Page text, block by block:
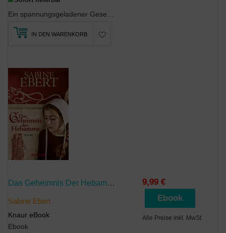
IN DEN WARENKORB
Das Geheimnis Der Hebamme
Sabine Ebert
Knaur eBook
Ebook
9,99 €
Ebook
Alle Preise inkl. MwSt